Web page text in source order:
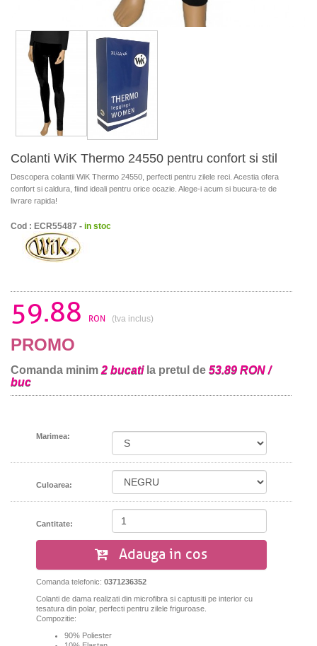
Colanti WiK Thermo 24550 pentru confort si stil
Descopera colantii WiK Thermo 24550, perfecti pentru zilele reci. Acestia ofera
confort si caldura, fiind ideali pentru orice ocazie. Alege-i acum si bucura-te de
livrare rapida!
Cod : ECR55487 - in stoc
59.88 RON (tva inclus)
PROMO
Comanda minim 2 bucatila pretul de 53.89 RON /
buc
Marimea:
Culoarea:
Cantitate:
Adauga in cos
Comanda telefonic: 0371236352
Colanti de dama realizati din microfibra si captusiti pe interior cu
tesatura din polar, perfecti pentru zilele friguroase.
Compozitie:
90% Poliester